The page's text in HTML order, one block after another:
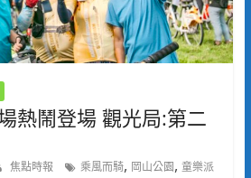
熱鬧登場 觀光局:第二
焦點時報 乘風而騎, 岡山公園, 童樂派